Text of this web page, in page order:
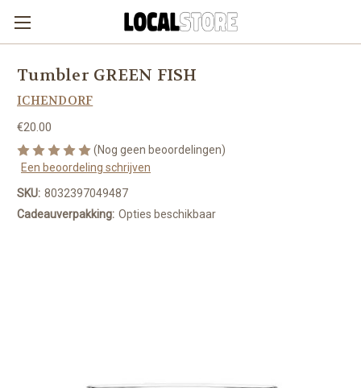
Tumbler GREEN FISH
ICHENDORF
€20.00
(Nog geen beoordelingen)
Een beoordeling schrijven
SKU: 8032397049487
Cadeauverpakking: Opties beschikbaar